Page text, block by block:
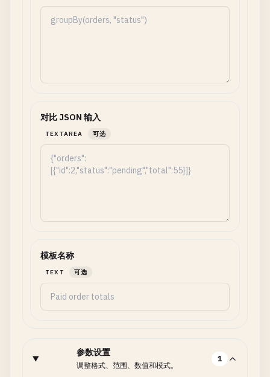
对比 JSON 输入
TEXTAREA 可选
模板名称
TEXT 可选
参数设置
调整格式、范围、数值和模式。
1